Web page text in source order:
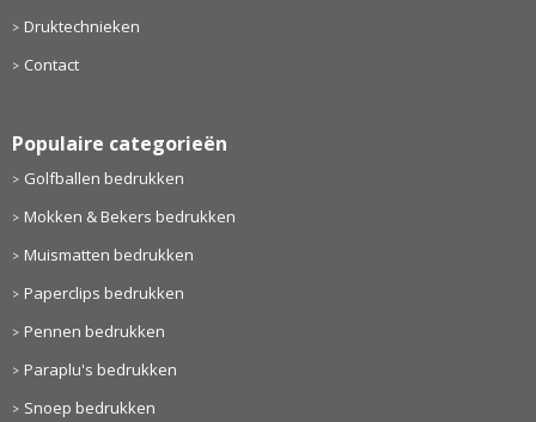
Druktechnieken
Contact
Populaire categorieën
Golfballen bedrukken
Mokken & Bekers bedrukken
Muismatten bedrukken
Paperclips bedrukken
Pennen bedrukken
Paraplu's bedrukken
Snoep bedrukken